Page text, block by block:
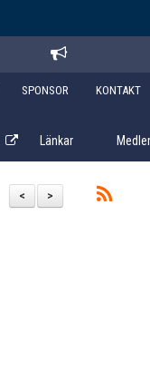
SPONSOR KONTAKT
Länkar
>
<